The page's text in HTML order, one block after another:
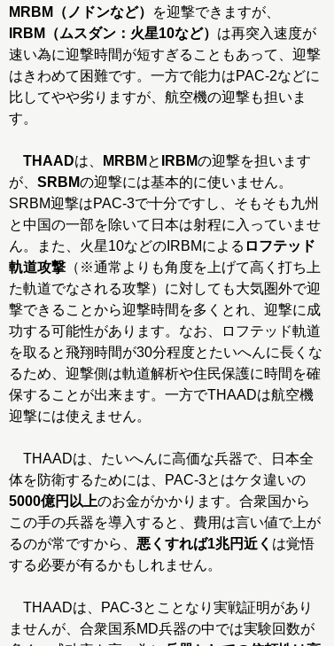
MRBM（ノドンなど）
を迎撃できますが、
IRBM（ムスダン：火星10など） は再突入速度が
速い為に迎撃時間が短すぎることもあって、迎撃
はきわめて困難です。一方で能力はPAC-2などに
比してやや劣りますが、航空機の迎撃も担いま
す。
THAADは、 MRBM と IRBMの迎撃を担います
が、 SRBMの迎撃には基本的に使いません。
SRBM迎撃はPAC-3で十分ですし、そもそも九州
と中国の一部を除いて日本は射程に入っていませ
ん。また、火星10などのIRBMによる ロフテッド
軌道攻撃 （※通常よりも角度を上げて高く打ち上
た軌道でなされる攻撃）に対しても大気圏外で迎
撃できることから迎撃時間を多くとれ、迎撃に成
功する可能性があります。なお、ロフテッド軌道
を取ると飛翔時間が30分程度とたいへんに長くな
るため、迎撃側は軌道解析や住民保護に時間を確
保することが出来ます。一方でTHAADは航空機
迎撃には使えません。
THAADは、たいへんに高価な兵器で、日本全
体を防衛するためには、PAC-3とはケタ違いの
5000億円以上のお金がかかります。合衆国から
この手の兵器を導入すると、費用は言い値で上が
るのが常ですから、 悪くすれば1兆円近く は覚悟
する必要が有るかもしれません。
THAADは、PAC-3とことなり実戦証明があり
ませんが、合衆国系MD兵器の中では実験回数が